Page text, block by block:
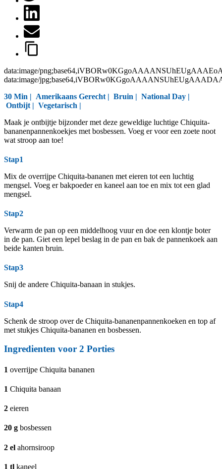
data:image/
data:image/
30 Min | Amerikaans Gerecht | Bruin | National Day |
Ontbijt | Vegetarisch |
Maak je ontbijtje bijzonder met deze geweldige luchtige Chiquita-
bananenpannenkoekjes met bosbessen. Voeg er voor een zoete noot
wat stroop aan toe!
Stap1
Mix de overrijpe Chiquita-bananen met eieren tot een luchtig
mengsel. Voeg er bakpoeder en kaneel aan toe en mix tot een glad
mengsel.
Stap2
Verwarm de pan op een middelhoog vuur en doe een klontje boter
in de pan. Giet een lepel beslag in de pan en bak de pannenkoek aan
beide kanten bruin.
Stap3
Snij de andere Chiquita-banaan in stukjes.
Stap4
Schenk de stroop over de Chiquita-bananenpannenkoeken en top af
met stukjes Chiquita-bananen en bosbessen.
Ingredienten voor 2 Porties
1 overrijpe Chiquita bananen
1 Chiquita banaan
2 eieren
20 g bosbessen
2 el ahornsiroop
1 tl kaneel